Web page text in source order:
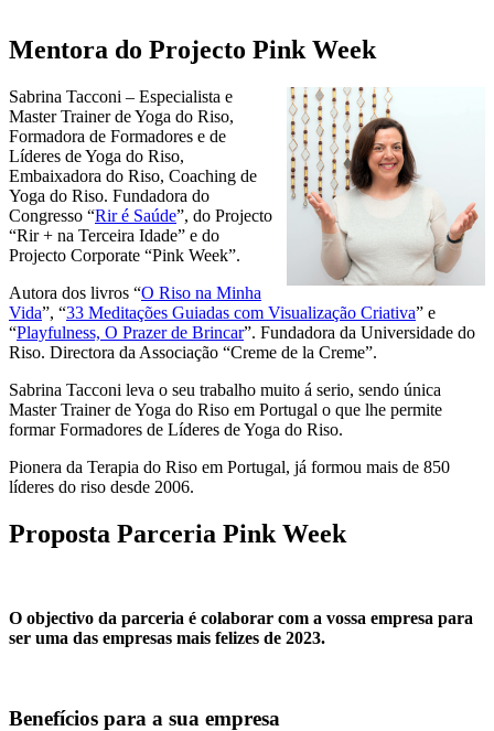
Mentora do Projecto Pink Week
Sabrina Tacconi – Especialista e
Master Trainer de Yoga do Riso,
Formadora de Formadores e de
Líderes de Yoga do Riso,
Embaixadora do Riso, Coaching de
Yoga do Riso. Fundadora do
Congresso “Rir é Saúde”, do Projecto
“Rir + na Terceira Idade” e do
Projecto Corporate “Pink Week”.
Autora dos livros “O Riso na Minha
Vida”, “33 Meditações Guiadas com Visualização Criativa” e
“Playfulness, O Prazer de Brincar”. Fundadora da Universidade do
Riso. Directora da Associação “Creme de la Creme”.
Sabrina Tacconi leva o seu trabalho muito á serio, sendo única
Master Trainer de Yoga do Riso em Portugal o que lhe permite
formar Formadores de Líderes de Yoga do Riso.
Pionera da Terapia do Riso em Portugal, já formou mais de 850
líderes do riso desde 2006.
Proposta Parceria Pink Week
O objectivo da parceria é colaborar com a vossa empresa para
ser uma das empresas mais felizes de 2023.
Benefícios para a sua empresa